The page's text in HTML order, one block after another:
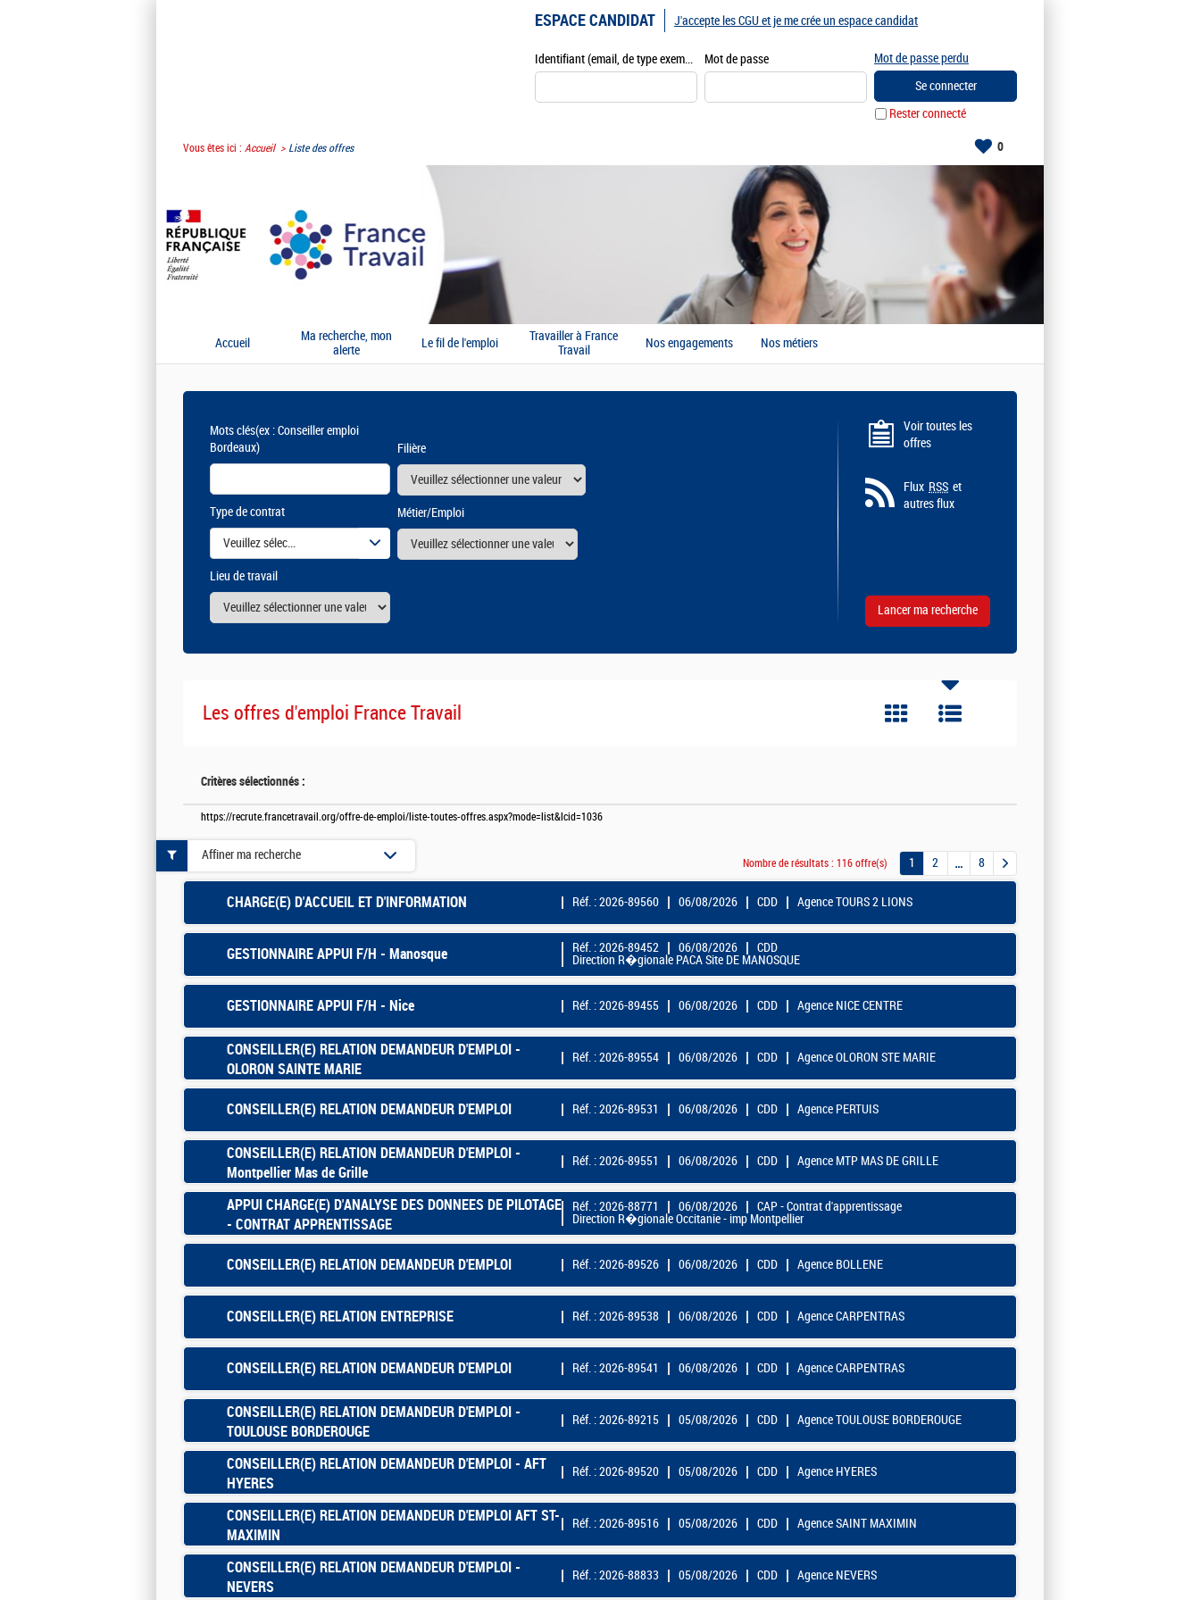
ESPACE CANDIDAT
Identifiant (email, de type exemple@exemple.fr) Mot de passe
Rester connecté
Mot de passe perdu
J'accepte les CGU et je me crée un espace candidat
Vous êtes ici : Accueil Liste des offres 0
Accueil
Ma recherche, mon
alerte
Le fil de l'emploi
Travailler à France
Travail
Nos engagements Nos métiers
Mots clés(ex : Conseiller emploi
Bordeaux)
Filière
Type de contrat
Veuillez sélectionner une ou des valeurs
Métier/Emploi
Lieu de travail
Voir toutes les
offres
Flux RSS et
autres flux
Les offres d'emploi France Travail
Critères sélectionnés :
https://recrute.francetravail.org/offre-de-emploi/liste-toutes-offres.aspx?mode=list&lcid=1036
Nombre de résultats : 116 offre(s) 1 2 8
CHARGE(E) D'ACCUEIL ET D'INFORMATION Réf. : 2026-89560 06/08/2026 CDD Agence TOURS 2 LIONS
GESTIONNAIRE APPUI F/H - Manosque Réf. : 2026-89452 06/08/2026
CDD
Direction R�gionale PACA Site DE MANOSQUE
GESTIONNAIRE APPUI F/H - Nice Réf. : 2026-89455 06/08/2026 CDD Agence NICE CENTRE
CONSEILLER(E) RELATION DEMANDEUR D'EMPLOI -
OLORON SAINTE MARIE
Réf. : 2026-89554 06/08/2026 CDD Agence OLORON STE MARIE
CONSEILLER(E) RELATION DEMANDEUR D'EMPLOI Réf. : 2026-89531 06/08/2026 CDD Agence PERTUIS
CONSEILLER(E) RELATION DEMANDEUR D'EMPLOI -
Montpellier Mas de Grille
Réf. : 2026-89551 06/08/2026 CDD Agence MTP MAS DE GRILLE
APPUI CHARGE(E) D'ANALYSE DES DONNEES DE PILOTAGE
- CONTRAT APPRENTISSAGE
Réf. : 2026-88771 06/08/2026
CAP - Contrat d'apprentissage
Direction R�gionale Occitanie - imp Montpellier
CONSEILLER(E) RELATION DEMANDEUR D'EMPLOI Réf. : 2026-89526 06/08/2026 CDD Agence BOLLENE
CONSEILLER(E) RELATION ENTREPRISE Réf. : 2026-89538 06/08/2026 CDD Agence CARPENTRAS
CONSEILLER(E) RELATION DEMANDEUR D'EMPLOI Réf. : 2026-89541 06/08/2026 CDD Agence CARPENTRAS
CONSEILLER(E) RELATION DEMANDEUR D'EMPLOI -
TOULOUSE BORDEROUGE
Réf. : 2026-89215 05/08/2026 CDD Agence TOULOUSE BORDEROUGE
CONSEILLER(E) RELATION DEMANDEUR D'EMPLOI - AFT
HYERES
Réf. : 2026-89520 05/08/2026 CDD Agence HYERES
CONSEILLER(E) RELATION DEMANDEUR D'EMPLOI AFT ST-
MAXIMIN
Réf. : 2026-89516 05/08/2026 CDD Agence SAINT MAXIMIN
CONSEILLER(E) RELATION DEMANDEUR D'EMPLOI -
NEVERS
Réf. : 2026-88833 05/08/2026 CDD Agence NEVERS
Affiner ma recherche